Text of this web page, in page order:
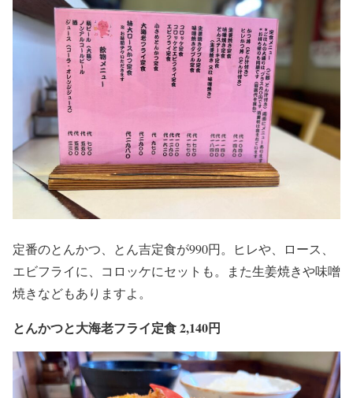
定番のとんかつ、とん吉定食が990円。ヒレや、ロース、
エビフライに、コロッケにセットも。また生姜焼きや味噌
焼きなどもありますよ。
とんかつと大海老フライ定食 2,140円